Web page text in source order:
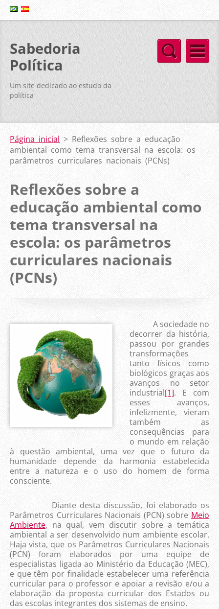
Sabedoria
Política
Um site dedicado ao estudo da
política
Página inicial > Reflexões sobre a educação
ambiental como tema transversal na escola: os
parâmetros curriculares nacionais (PCNs)
Reflexões sobre a
educação ambiental como
tema transversal na
escola: os parâmetros
curriculares nacionais
(PCNs)
A sociedade no
decorrer da história,
passou por grandes
transformações
tanto físicos como
biológicos graças aos
avanços no setor
industrial[1]. E com
esses avanços,
infelizmente, vieram
também as
consequências para
o mundo em relação
à questão ambiental, uma vez que o futuro da
humanidade depende da harmonia estabelecida
entre a natureza e o uso do homem de forma
consciente.
Diante desta discussão, foi elaborado os
Parâmetros Curriculares Nacionais (PCN) sobre Meio
Ambiente, na qual, vem discutir sobre a temática
ambiental a ser desenvolvido num ambiente escolar.
Haja vista, que os Parâmetros Curriculares Nacionais
(PCN) foram elaborados por uma equipe de
especialistas ligada ao Ministério da Educação (MEC),
e que têm por finalidade estabelecer uma referência
curricular para o professor e apoiar a revisão e/ou a
elaboração da proposta curricular dos Estados ou
das escolas integrantes dos sistemas de ensino.